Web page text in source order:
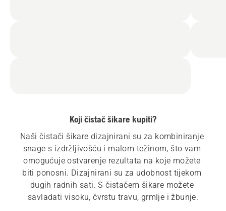
Koji čistač šikare kupiti?
Naši čistači šikare dizajnirani su za kombiniranje
snage s izdržljivošću i malom težinom, što vam
omogućuje ostvarenje rezultata na koje možete
biti ponosni. Dizajnirani su za udobnost tijekom
dugih radnih sati. S čistačem šikare možete
savladati visoku, čvrstu travu, grmlje i žbunje.